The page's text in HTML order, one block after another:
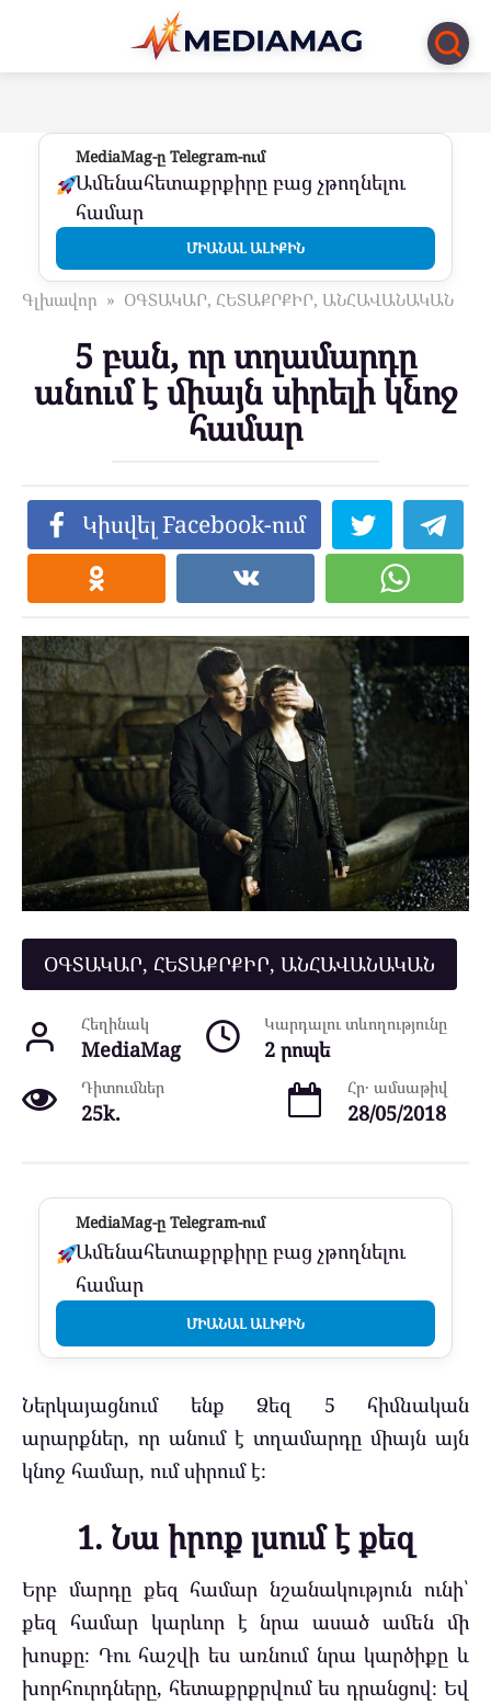
Перейти
контенту
MediaMag-ը Telegram-ում
Ամենահետաքրքիրը բաց չթողնելու
համար
ՄԻԱՆԱԼ ԱԼԻՔԻՆ
Գլխավոր » ՕԳՏԱԿԱՐ, ՀԵՏԱՔՐՔԻՐ, ԱՆՀԱՎԱՆԱԿԱՆ
5 բան, որ տղամարդը
անում է միայն սիրելի կնոջ
համար
Կիսվել Facebook-ում
ՕԳՏԱԿԱՐ, ՀԵՏԱՔՐՔԻՐ, ԱՆՀԱՎԱՆԱԿԱՆ
Հեղինակ
MediaMag
Կարդալու տևողությունը
2 րոպե
Դիտումներ
25k.
Հր․ ամսաթիվ
28/05/2018
MediaMag-ը Telegram-ում
Ամենահետաքրքիրը բաց չթողնելու
համար
ՄԻԱՆԱԼ ԱԼԻՔԻՆ
Ներկայացնում ենք Ձեզ 5 հիմնական
արարքներ, որ անում է տղամարդը միայն այն
կնոջ համար, ում սիրում է։
1. Նա իրոք լսում է քեզ
Երբ մարդը քեզ համար նշանակություն ունի՝
քեզ համար կարևոր է նրա ասած ամեն մի
խոսքը։ Դու հաշվի ես առնում նրա կարծիքը և
խորհուրդները, հետաքրքրվում ես դրանցով։ Եվ